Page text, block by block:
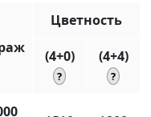
Цветность
(4+0) (4+4)